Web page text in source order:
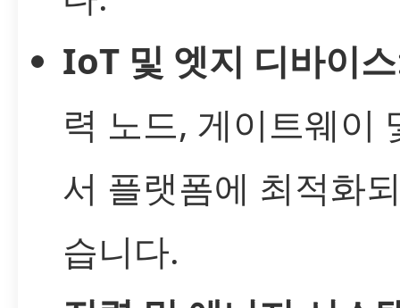
IoT 및 엣지 디바이스
력 노드, 게이트웨이
서 플랫폼에 최적화
습니다.